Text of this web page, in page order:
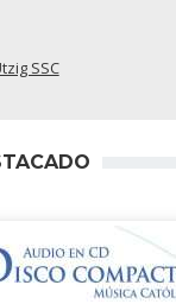
SSC